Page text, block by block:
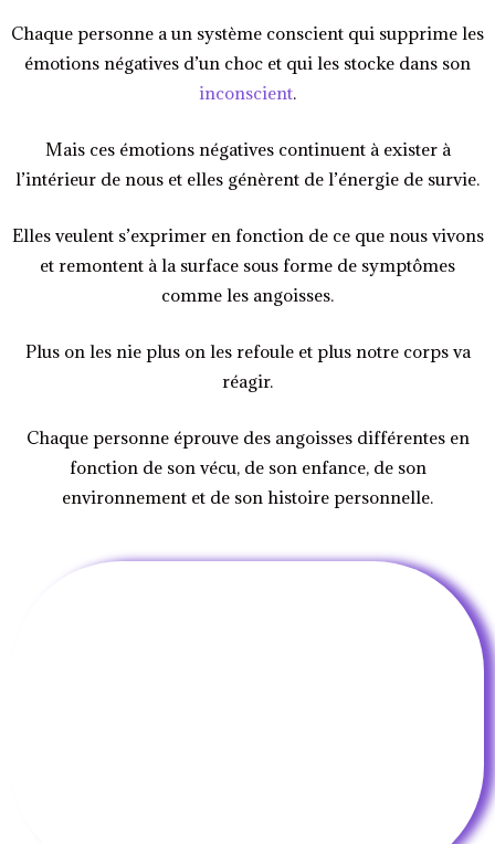
Chaque personne a un système conscient qui supprime les
émotions négatives d’un choc et qui les stocke dans son
inconscient.
Mais ces émotions négatives continuent à exister à
l’intérieur de nous et elles génèrent de l’énergie de survie.
Elles veulent s’exprimer en fonction de ce que nous vivons
et remontent à la surface sous forme de symptômes
comme les angoisses.
Plus on les nie plus on les refoule et plus notre corps va
réagir.
Chaque personne éprouve des angoisses différentes en
fonction de son vécu, de son enfance, de son
environnement et de son histoire personnelle.